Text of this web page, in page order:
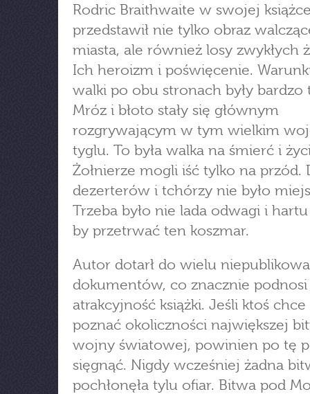
Rodric Braithwaite w swojej
przedstawił nie tylko obraz
miasta, ale również losy zwykłych
Ich heroizm i poświęcenie.
walki po obu stronach były bardzo
Mróz i błoto stały się głównym
rozgrywającym w tym wielkim
tyglu. To była walka na śmierć i
Żołnierze mogli iść tylko na przód.
dezerterów i tchórzy nie było
Trzeba było nie lada odwagi i
by przetrwać ten koszmar.
Autor dotarł do wielu
dokumentów, co znacznie podnosi
atrakcyjność książki. Jeśli ktoś
poznać okoliczności największej
wojny światowej, powinien po tę
sięgnąć. Nigdy wcześniej żadna
pochłonęła tylu ofiar. Bitwa pod